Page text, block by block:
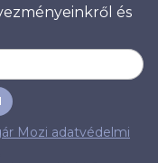
és
Mozi adatvédelmi